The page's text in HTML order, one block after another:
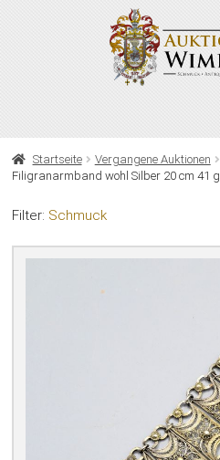
HOME
Startseite Vergangene Auktionen
Filigranarmband wohl Silber 20 cm 41 g
Filter: Schmuck